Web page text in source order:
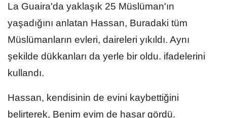
La Guaira'da yaklaşık 25 Müslüman'ın
yaşadığını anlatan Hassan, Buradaki tüm
Müslümanların evleri, daireleri yıkıldı. Aynı
şekilde dükkanları da yerle bir oldu. ifadelerini
kullandı.
Hassan, kendisinin de evini kaybettiğini
belirterek, Benim evim de hasar gördü.